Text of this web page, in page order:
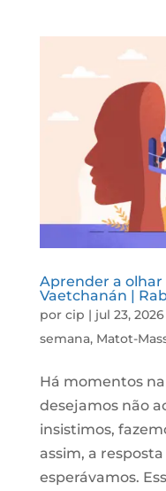
Aprender a
Vaetchanán |
por cip | jul 23, 2026
semana, Matot-
Há momentos
desejamos não
insistimos,
assim, a
esperávamos.